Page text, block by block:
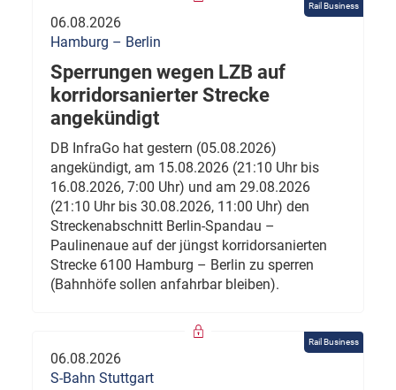
Rail Business
06.08.2026
Hamburg – Berlin
Sperrungen wegen LZB auf
korridorsanierter Strecke
angekündigt
DB InfraGo hat gestern (05.08.2026)
angekündigt, am 15.08.2026 (21:10 Uhr bis
16.08.2026, 7:00 Uhr) und am 29.08.2026
(21:10 Uhr bis 30.08.2026, 11:00 Uhr) den
Streckenabschnitt Berlin-Spandau –
Paulinenaue auf der jüngst korridorsanierten
Strecke 6100 Hamburg – Berlin zu sperren
(Bahnhöfe sollen anfahrbar bleiben).
Rail Business
06.08.2026
S-Bahn Stuttgart